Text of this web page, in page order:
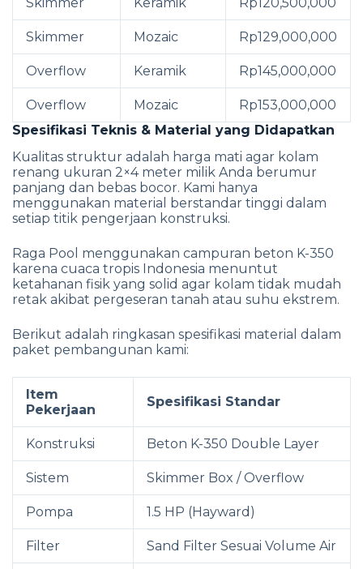
Skimmer Mozaic Rp129,000,000
Overflow Keramik Rp145,000,000
Overflow Mozaic
Rp153,000,000
Spesifikasi Teknis & Material yang Didapatkan
Kualitas struktur adalah harga mati agar kolam
renang ukuran 2×4 meter milik Anda berumur
panjang dan bebas bocor. Kami hanya
menggunakan material berstandar tinggi dalam
setiap titik pengerjaan konstruksi.
Raga Pool menggunakan campuran beton K-350
karena cuaca tropis Indonesia menuntut
ketahanan fisik yang solid agar kolam tidak mudah
retak akibat pergeseran tanah atau suhu ekstrem.
Berikut adalah ringkasan spesifikasi material dalam
paket pembangunan kami:
Item
Pekerjaan
Spesifikasi Standar
Konstruksi Beton K-350 Double Layer
Sistem Skimmer Box / Overflow
Pompa 1.5 HP (Hayward)
Filter Sand Filter Sesuai Volume Air